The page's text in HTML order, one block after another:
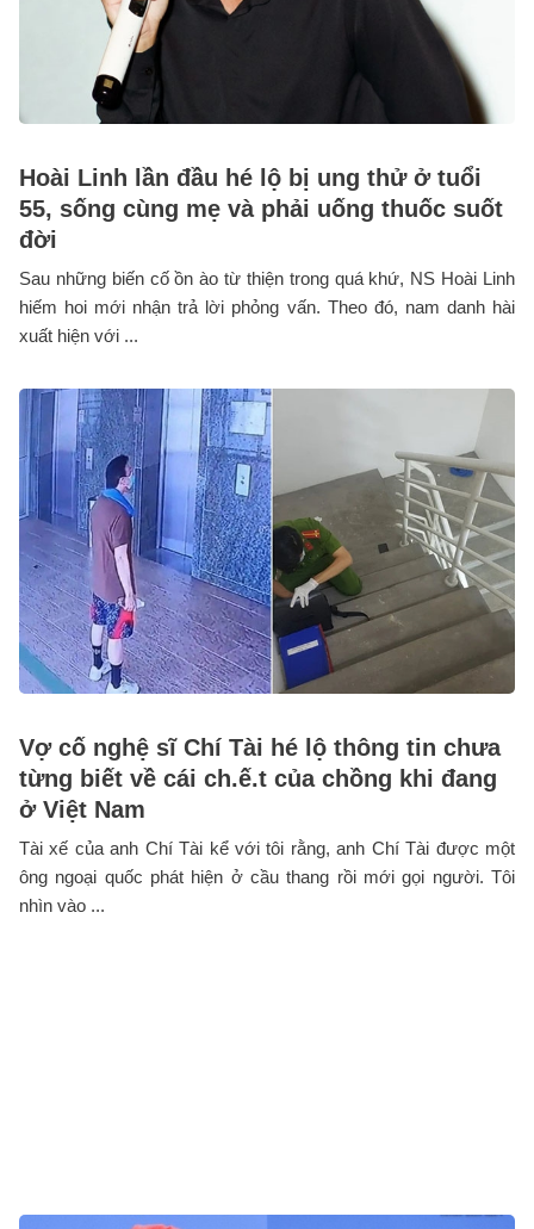
Hoài Linh lần đầu hé lộ bị ung thử ở tuổi
55, sống cùng mẹ và phải uống thuốc suốt
đời
Sau những biến cố ồn ào từ thiện trong quá khứ, NS Hoài Linh
hiếm hoi mới nhận trả lời phỏng vấn. Theo đó, nam danh hài
xuất hiện với ...
Vợ cố nghệ sĩ Chí Tài hé lộ thông tin chưa
từng biết về cái ch.ế.t của chồng khi đang
ở Việt Nam
Tài xế của anh Chí Tài kể với tôi rằng, anh Chí Tài được một
ông ngoại quốc phát hiện ở cầu thang rồi mới gọi người. Tôi
nhìn vào ...